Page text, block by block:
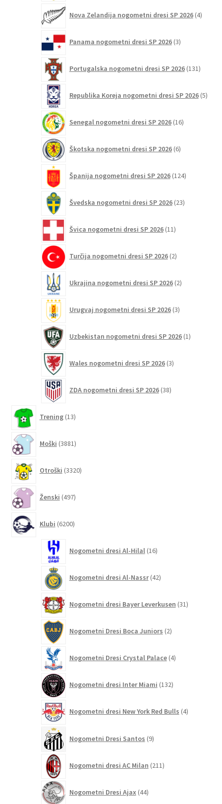
Nova Zelandija nogometni dresi SP 2026 4izdelki
Panama nogometni dresi SP 2026 3izdelki
Portugalska nogometni dresi SP 2026 131
Republika Koreja nogometni dresi SP 2026 5
Senegal nogometni dresi SP 2026 16izdelkov
Škotska nogometni dresi SP 2026 6izdelkov
Španija nogometni dresi SP 2026 124izdelkov
Švedska nogometni dresi SP 2026 23izdelkov
Švica nogometni dresi SP 2026 11izdelkov
Turčija nogometni dresi SP 2026 2izdelka
Ukrajina nogometni dresi SP 2026 2izdelka
Urugvaj nogometni dresi SP 2026 3izdelki
Uzbekistan nogometni dresi SP 2026 1izdelek
Wales nogometni dresi SP 2026 3izdelki
ZDA nogometni dresi SP 2026 38izdelkov
Trening 13izdelkov
Moški 3881izdelkov
Otroški 3320izdelkov
Ženski 497izdelkov
Klubi 6200izdelkov
Nogometni dresi Al-Hilal 16izdelkov
Nogometni dresi Al-Nassr 42izdelkov
Nogometni dresi Bayer Leverkusen 31izdelkov
Nogometni Dresi Boca Juniors 2izdelka
Nogometni Dresi Crystal Palace 4izdelki
Nogometni dresi Inter Miami 132izdelkov
Nogometni dresi New York Red Bulls 4izdelki
Nogometni Dresi Santos 9izdelkov
Nogometni dresi AC Milan 211izdelkov
Nogometni Dresi Ajax 44izdelkov